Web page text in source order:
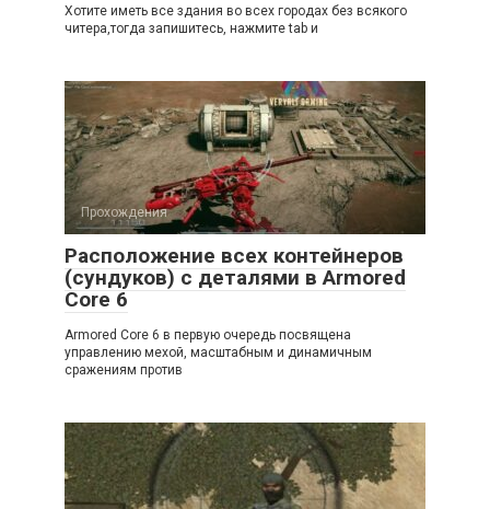
Хотите иметь все здания во всех городах без всякого
читера,тогда запишитесь, нажмите tab и
Прохождения
Расположение всех контейнеров
(сундуков) с деталями в Armored
Core 6
Armored Core 6 в первую очередь посвящена
управлению мехой, масштабным и динамичным
сражениям против